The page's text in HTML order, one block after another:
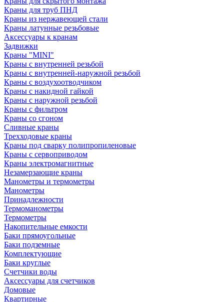
Краны для труб ПНД
Краны из нержавеющей стали
Краны латунные резьбовые
Аксессуары к кранам
Задвижки
Краны "MINI"
Краны с внутренней резьбой
Краны с внутренней-наружной резьбой
Краны с воздухоотводчиком
Краны с накидной гайкой
Краны с наружной резьбой
Краны с фильтром
Краны со сгоном
Сливные краны
Трехходовые краны
Краны под сварку полипропиленовые
Краны с сервоприводом
Краны электромагнитные
Незамерзающие краны
Манометры и термометры
Манометры
Принадлежности
Термоманометры
Термометры
Накопительные емкости
Баки прямоугольные
Баки подземные
Комплектующие
Баки круглые
Счетчики воды
Аксессуары для счетчиков
Домовые
Квартирные